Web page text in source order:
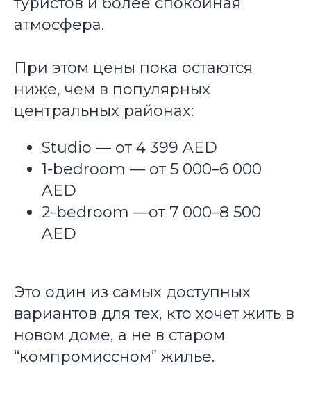
атмосфера.
При этом цены пока остаются
ниже, чем в популярных
центральных районах:
Studio — от 4 399 AED
1-bedroom — от 5 000–6 000
AED
2-bedroom —от 7 000–8 500
AED
Это один из самых доступных
вариантов для тех, кто хочет жить в
новом доме, а не в старом
“компромиссном” жилье.